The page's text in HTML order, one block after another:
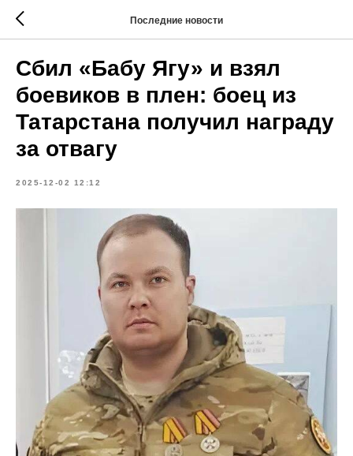
Последние новости
Сбил «Бабу Ягу» и взял
боевиков в плен: боец из
Татарстана получил награду
за отвагу
2025-12-02 12:12